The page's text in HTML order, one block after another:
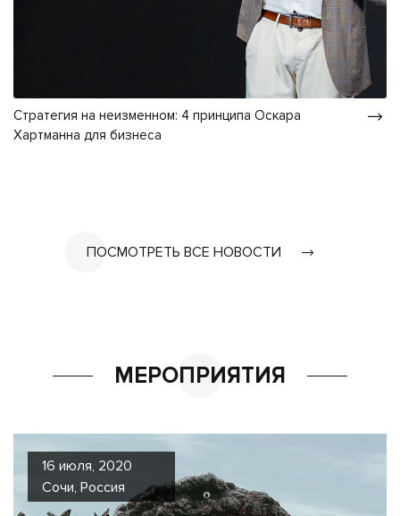
Стратегия на неизменном: 4 принципа Оскара
Хартманна для бизнеса
ПОСМОТРЕТЬ ВСЕ НОВОСТИ
МЕРОПРИЯТИЯ
16 июля, 2020
Сочи, Россия